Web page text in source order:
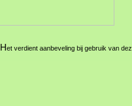
Het verdient aanbeveling bij gebruik van